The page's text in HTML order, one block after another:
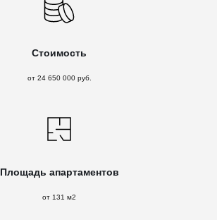
Стоимость
от 24 650 000 руб.
Площадь апартаментов
от 131 м2